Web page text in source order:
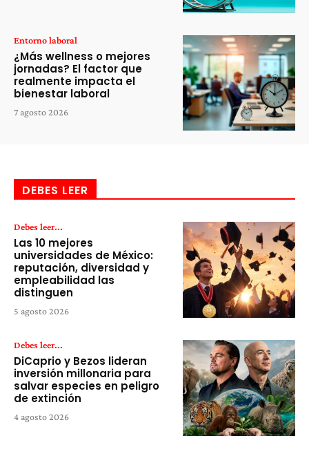
Entorno laboral
¿Más wellness o mejores
jornadas? El factor que
realmente impacta el
bienestar laboral
7 agosto 2026
DEBES LEER
Debes leer...
Las 10 mejores
universidades de México:
reputación, diversidad y
empleabilidad las
distinguen
5 agosto 2026
Debes leer...
DiCaprio y Bezos lideran
inversión millonaria para
salvar especies en peligro
de extinción
4 agosto 2026